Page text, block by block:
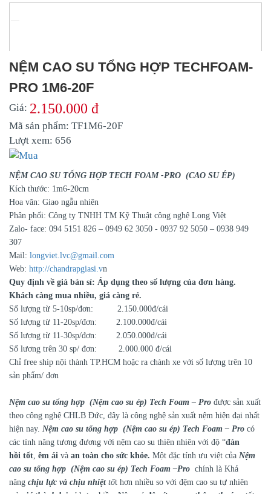
NỆM CAO SU TỔNG HỢP TECHFOAM-
PRO 1M6-20F
Giá: 2.150.000 đ
Mã sản phẩm: TF1M6-20F
Lượt xem: 656
NỆM CAO SU TỔNG HỢP TECH FOAM -PRO (CAO SU ÉP)
Kích thước: 1m6-20cm
Hoa văn: Giao ngẫu nhiên
Phân phối: Công ty TNHH TM Kỹ Thuật công nghệ Long Việt
Zalo- face: 094 5151 826 – 0949 62 3050 - 0937 92 5050 – 0938 949
307
Mail: longviet.lvc@gmail.com
Web: http://chandrapgiasi.vn
Quy định về giá bán sỉ: Áp dụng theo số lượng của đơn hàng.
Khách càng mua nhiều, giá càng rẻ.
Số lượng từ 5-10sp/đơn: 2.150.000đ/cái
Số lượng từ 11-20sp/đơn: 2.100.000đ/cái
Số lượng từ 11-30sp/đơn: 2.050.000đ/cái
Số lương trên 30 sp/ đơn: 2.000.000 đ/cái
Chỉ free ship nội thành TP.HCM hoặc ra chành xe với số lượng trên 10
sản phẩm/ đơn
Nệm cao su tổng hợp (Nệm cao su ép) Tech Foam – Pro được sản xuất
theo công nghệ CHLB Đức, đây là công nghệ sản xuất nệm hiện đại nhất
hiện nay. Nệm cao su tổng hợp (Nệm cao su ép) Tech Foam – Pro có
các tính năng tương đương với nệm cao su thiên nhiên với độ “đàn
hồi tốt êm ái và an toàn cho sức khỏe. Một đặc tính ưu việt của Nệm
cao su tổng hợp (Nệm cao su ép) Tech Foam –Pro chính là Khả
năng chịu lực và chịu nhiệttốt hơn nhiều so với đệm cao su tự nhiên